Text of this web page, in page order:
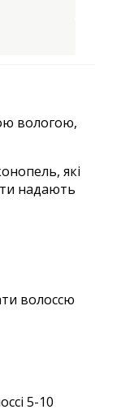
вологою,
які
надають
волоссю
5-10